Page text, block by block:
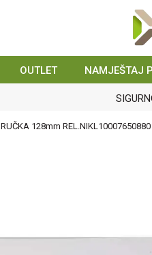
OUTLET NAMJEŠTAJ
RUČKA 128mm REL.NIKL10007650880